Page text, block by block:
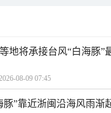
地将承接台风“白海豚”
08-09 07:45
豚”靠近浙闽沿海风雨渐